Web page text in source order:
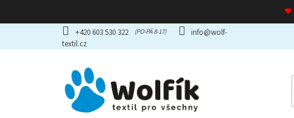
❤
obsah
+420 603 530 322
info@wolf-
textil.cz